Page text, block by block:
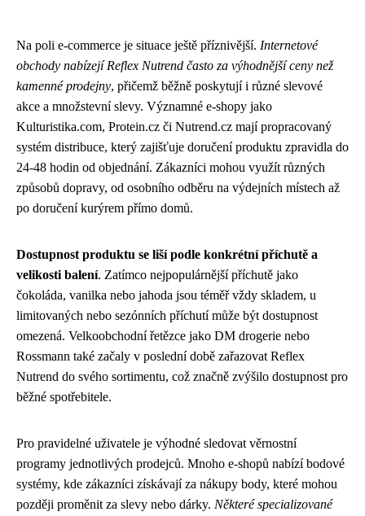
Na poli e-commerce je situace ještě příznivější. Internetové
obchody nabízejí Reflex Nutrend často za výhodnější ceny než
kamenné prodejny, přičemž běžně poskytují i různé slevové
akce a množstevní slevy. Významné e-shopy jako
Kulturistika.com, Protein.cz či Nutrend.cz mají propracovaný
systém distribuce, který zajišťuje doručení produktu zpravidla do
24-48 hodin od objednání. Zákazníci mohou využít různých
způsobů dopravy, od osobního odběru na výdejních místech až
po doručení kurýrem přímo domů.
Dostupnost produktu se liší podle konkrétní příchutě a
velikosti balení. Zatímco nejpopulárnější příchutě jako
čokoláda, vanilka nebo jahoda jsou téměř vždy skladem, u
limitovaných nebo sezónních příchutí může být dostupnost
omezená. Velkoobchodní řetězce jako DM drogerie nebo
Rossmann také začaly v poslední době zařazovat Reflex
Nutrend do svého sortimentu, což značně zvýšilo dostupnost pro
běžné spotřebitele.
Pro pravidelné uživatele je výhodné sledovat věrnostní
programy jednotlivých prodejců. Mnoho e-shopů nabízí bodové
systémy, kde zákazníci získávají za nákupy body, které mohou
později proměnit za slevy nebo dárky. Některé specializované